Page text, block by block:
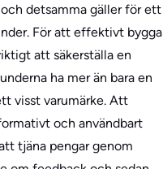
detsamma gäller för ett
För att effektivt bygga
att säkerställa en
ha mer än bara en
visst varumärke. Att
och användbart
tjäna pengar genom